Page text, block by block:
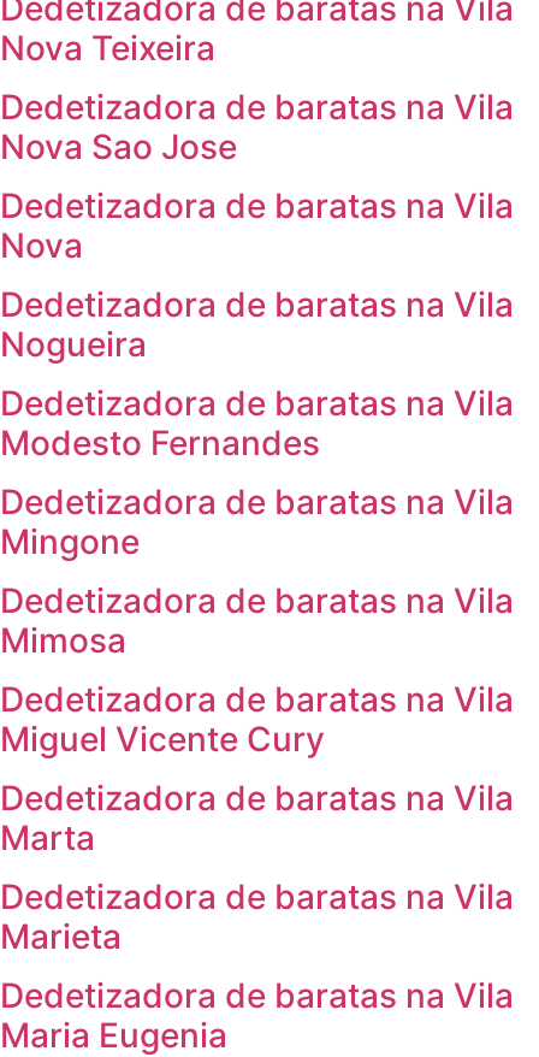
Dedetizadora de baratas na Vila
Nova Teixeira
Dedetizadora de baratas na Vila
Nova Sao Jose
Dedetizadora de baratas na Vila
Nova
Dedetizadora de baratas na Vila
Nogueira
Dedetizadora de baratas na Vila
Modesto Fernandes
Dedetizadora de baratas na Vila
Mingone
Dedetizadora de baratas na Vila
Mimosa
Dedetizadora de baratas na Vila
Miguel Vicente Cury
Dedetizadora de baratas na Vila
Marta
Dedetizadora de baratas na Vila
Marieta
Dedetizadora de baratas na Vila
Maria Eugenia